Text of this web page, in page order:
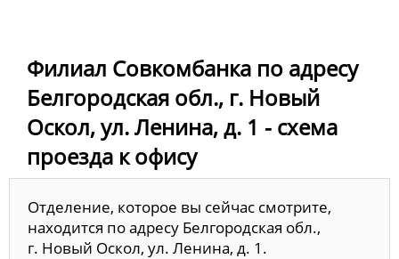
Филиал Совкомбанка по адресу
Белгородская обл., г. Новый
Оскол, ул. Ленина, д. 1 - схема
проезда к офису
Отделение, которое вы сейчас смотрите,
находится по адресу Белгородская обл.,
г. Новый Оскол, ул. Ленина, д. 1.